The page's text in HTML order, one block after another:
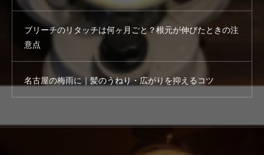
ブリーチのリタッチは何ヶ月ごと？根元が伸びたときの注
意点
名古屋の梅雨に｜髪のうねり・広がりを抑えるコツ